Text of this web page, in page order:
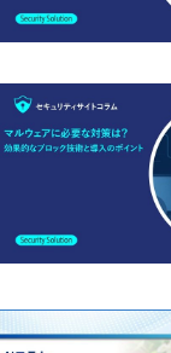
「 マルウェアに
効果的なブロック
「AIプロンプトの